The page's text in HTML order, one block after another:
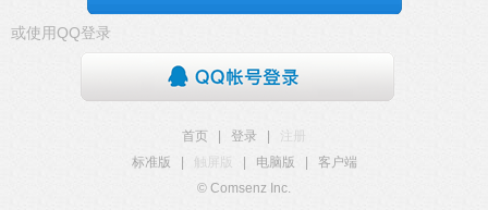
或使用QQ登录
首页 登录
注册
标准版
触屏版 电脑版
客户端
© Comsenz Inc.